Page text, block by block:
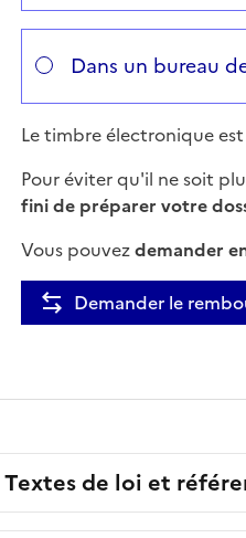
Dans un bureau
Le timbre électronique est
Pour éviter qu'il ne soit
fini de préparer votre
Vous pouvezdemander
Demander le
Textes de loi et